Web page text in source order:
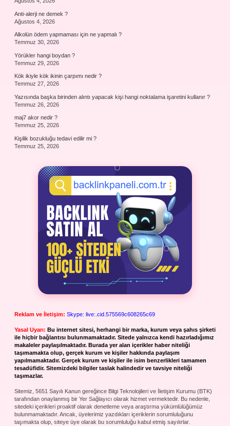
Anti-alerji ne demek ?
Ağustos 4, 2026
Alkolün ödem yapmaması için ne yapmalı ?
Temmuz 30, 2026
Yörükler hangi boydan ?
Temmuz 29, 2026
Kök ikiyle kök ikinin çarpımı nedir ?
Temmuz 27, 2026
Yazısında başka birinden alıntı yapacak kişi hangi noktalama işaretini kullanır ?
Temmuz 26, 2026
maj7 akor nedir ?
Temmuz 25, 2026
Kişilik bozukluğu tedavi edilir mi ?
Temmuz 25, 2026
Reklam ve İletişim: Skype: live:.cid.575569c608265c69
Yasal Uyarı: Bu internet sitesi, herhangi bir marka, kurum veya şahıs şirketi
ile hiçbir bağlantısı bulunmamaktadır. Sitede yalnızca kendi hazırladığımız
makaleler paylaşılmaktadır. Burada yer alan içerikler haber niteliği
taşımamakta olup, gerçek kurum ve kişiler hakkında paylaşım
yapılmamaktadır. Gerçek kurum ve kişiler ile isim benzerlikleri tamamen
tesadüfidir. Sitemizdeki bilgiler taslak halindedir ve tavsiye niteliği
taşımazlar.
Sitemiz, 5651 Sayılı Kanun gereğince Bilgi Teknolojileri ve İletişim Kurumu (BTK)
tarafından onaylanmış bir Yer Sağlayıcı olarak hizmet vermektedir. Bu nedenle,
sitedeki içerikleri proaktif olarak denetleme veya araştırma yükümlülüğümüz
bulunmamaktadır. Ancak, üyelerimiz yazdıkları içeriklerin sorumluluğunu
taşımakta olup, siteye üye olarak bu sorumluluğu kabul etmiş sayılırlar.